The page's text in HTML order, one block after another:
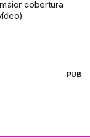
cobertura
PUB